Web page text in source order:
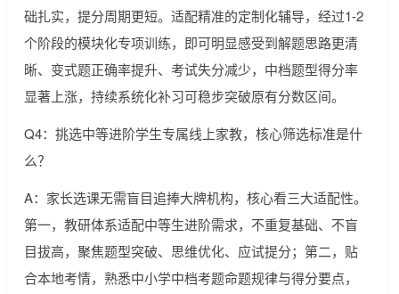
础扎实，提分周期更短。适配精准的定制化辅导，经过1-2
个阶段的模块化专项训练，即可明显感受到解题思路更清
晰、变式题正确率提升、考试失分减少，中档题型得分率
显著上涨，持续系统化补习可稳步突破原有分数区间。
Q4：挑选中等进阶学生专属线上家教，核心筛选标准是什
么？
A：家长选课无需盲目追捧大牌机构，核心看三大适配性。
第一，教研体系适配中等生进阶需求，不重复基础、不盲
目拔高，聚焦题型突破、思维优化、应试提分；第二，贴
合本地考情，熟悉中小学中档考题命题规律与得分要点，